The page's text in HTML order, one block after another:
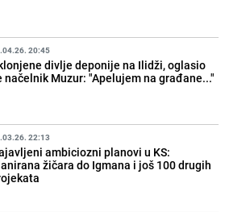
20:45
divlje deponije na Ilidži, oglasio
načelnik Muzur: "Apelujem na građane..."
22:13
ambiciozni planovi u KS:
žičara do Igmana i još 100 drugih